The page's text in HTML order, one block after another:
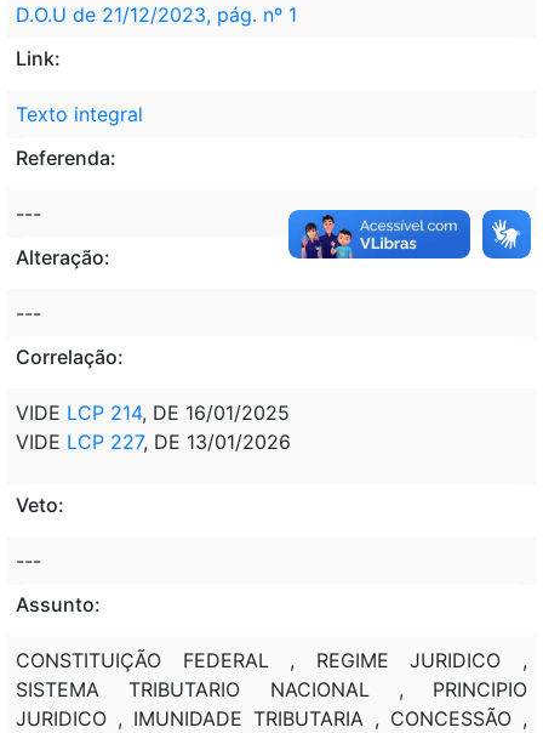
D.O.U de 21/12/2023, pág. nº 1
Link:
Texto integral
Referenda:
---
Alteração:
---
Correlação:
VIDE LCP 214, DE 16/01/2025
VIDE LCP 227, DE 13/01/2026
Veto:
---
Assunto:
CONSTITUIÇÃO FEDERAL , REGIME JURIDICO ,
SISTEMA TRIBUTARIO NACIONAL , PRINCIPIO
JURIDICO , IMUNIDADE TRIBUTARIA , CONCESSÃO ,